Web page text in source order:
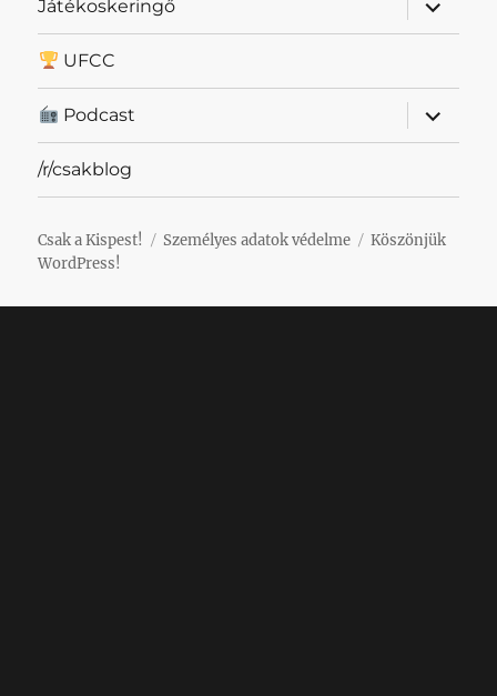
Játékoskeringő
UFCC
Podcast
almenü
/r/csakblog
Csak a Kispest! Személyes adatok védelme
Köszönjük
WordPress!